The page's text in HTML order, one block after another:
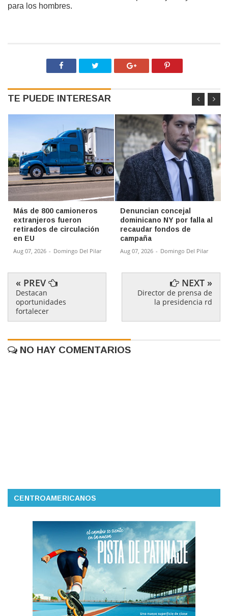
para los hombres.
TE PUEDE INTERESAR
Más de 800 camioneros
extranjeros fueron
retirados de circulación
en EU
Aug 07, 2026 - Domingo Del Pilar
Denuncian concejal
dominicano NY por falla al
recaudar fondos de
campaña
Aug 07, 2026 - Domingo Del Pilar
« PREV
Destacan
oportunidades
fortalecer
NEXT »
Director de prensa de
la presidencia rd
NO HAY COMENTARIOS
CENTROAMERICANOS